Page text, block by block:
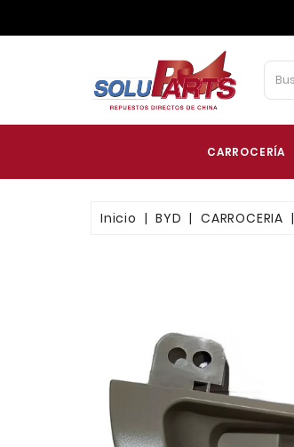
CARROCERÍA
Inicio BYD CARROCERIA